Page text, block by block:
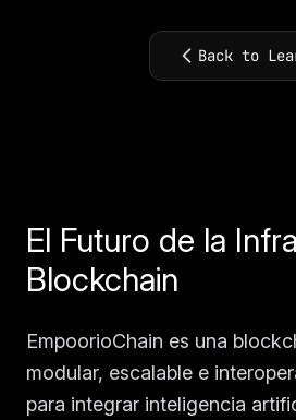
Back to
El Futuro de la
Blockchain
EmpoorioChain es una
modular, escalable e
para integrar inteligencia